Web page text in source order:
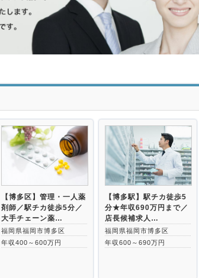
【博多区】管理・一人薬
剤師／駅チカ徒歩5分／
大手チェーン薬…
福岡県福岡市博多区
年収400～600万円
【博多駅】駅チカ徒歩5
分★年収690万円まで／
店長候補求人…
福岡県福岡市博多区
年収600～690万円